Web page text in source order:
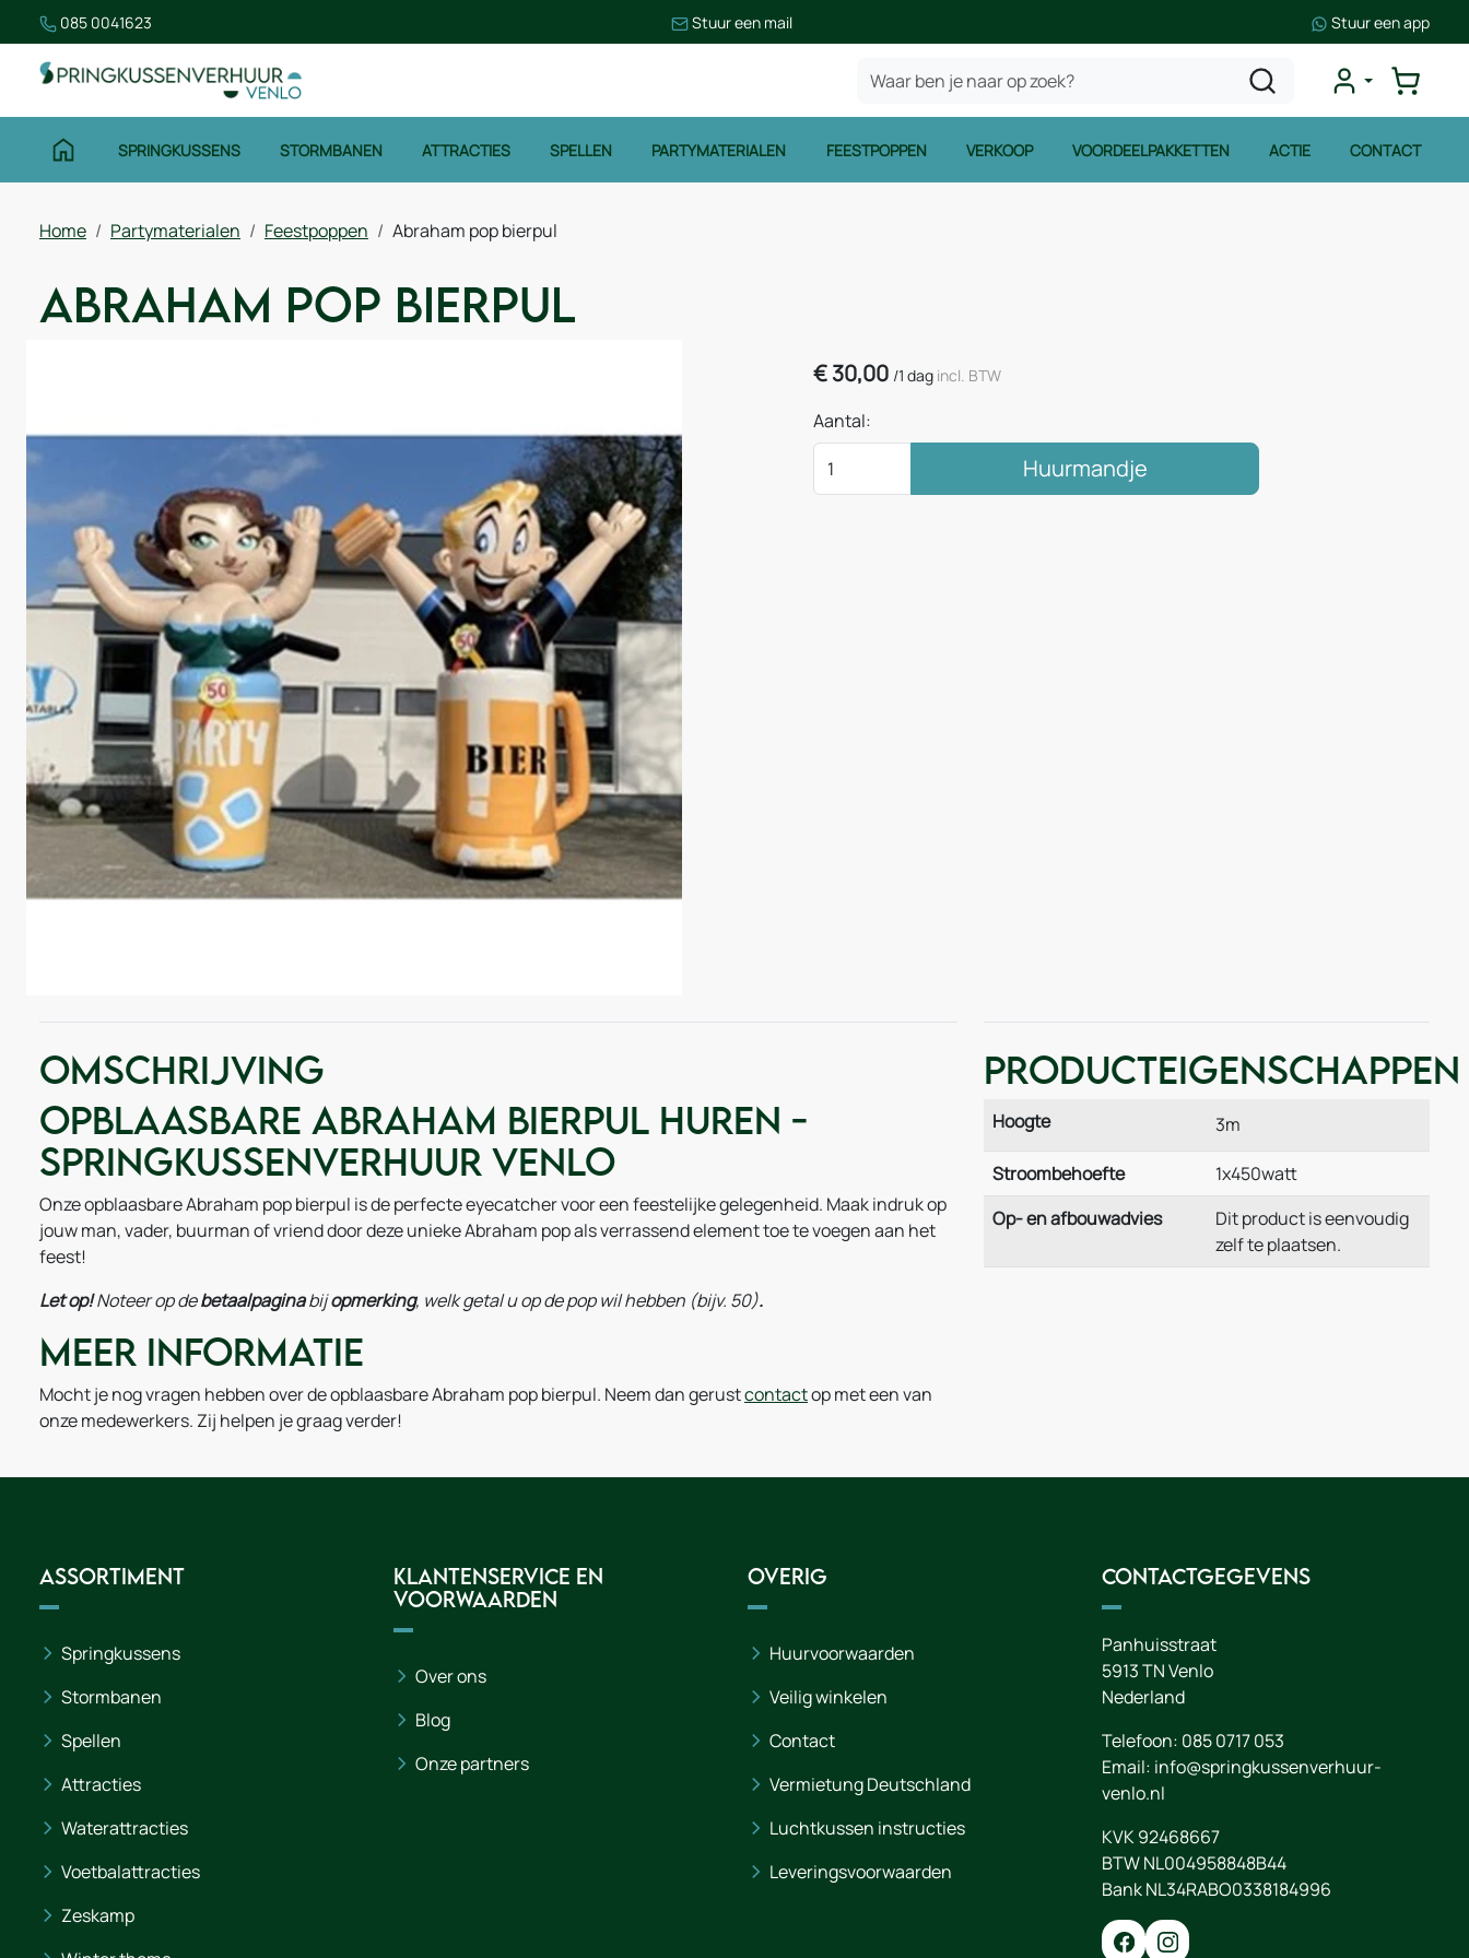
085 0041623 Stuur een mail Stuur een app
SPRINGKUSSENS STORMBANEN ATTRACTIES SPELLEN PARTYMATERIALEN FEESTPOPPEN VERKOOP VOORDEELPAKKETTEN ACTIE CONTACT
Home Partymaterialen Feestpoppen Abraham pop bierpul
Abraham pop bierpul
€30,00 /1 dag incl. BTW
Aantal:
Huurmandje
Omschrijving
Opblaasbare Abraham bierpul huren -
Springkussenverhuur Venlo
Onze opblaasbare Abraham pop bierpul is de perfecte eyecatcher voor een feestelijke gelegenheid. Maak indruk op
jouw man, vader, buurman of vriend door deze unieke Abraham pop als verrassend element toe te voegen aan het
feest!
Let op!Noteerop debetaalpaginabijopmerking, welk getal u op de pop wil hebben (bijv. 50).
Meer informatie
Mocht je nog vragen hebben over de opblaasbare Abraham pop bierpul. Neem dan gerustcontactop met een van
onze medewerkers. Zij helpen je graag verder!
Producteigenschappen
Hoogte 3m
Stroombehoefte
1x450watt
Op- en afbouwadvies
Dit product is eenvoudig
zelf te plaatsen.
Assortiment
Springkussens
Stormbanen
Spellen
Attracties
Waterattracties
Voetbalattracties
Zeskamp
Klantenservice en
voorwaarden
Over ons
Blog
Onze partners
Overig
Huurvoorwaarden
Veilig winkelen
Contact
Vermietung Deutschland
Luchtkussen instructies
Leveringsvoorwaarden
Contactgegevens
Panhuisstraat
5913 TNVenlo
Nederland
Telefoon: 085 0717 053
Email: info@springkussenverhuur-
venlo.nl
KVK 92468667
BTW NL004958848B44
Bank NL34RABO0338184996